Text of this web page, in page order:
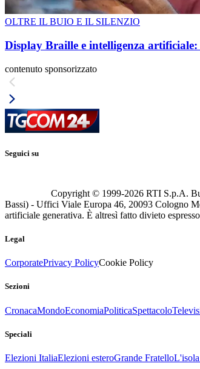
OLTRE IL BUIO E IL SILENZIO
Display Braille e intelligenza
contenuto sponsorizzato
Seguici su
Copyright © 1999-2026 RTI S.p.A.
Bassi) - Uffici Viale Europa 46, 20093 Cologno
artificiale generativa. È altresì fatto divieto
Legal
CorporatePrivacy PolicyCookie Policy
Sezioni
CronacaMondoEconomiaPoliticaSpettacolo
Speciali
Elezioni ItaliaElezioni esteroGrande Fratello